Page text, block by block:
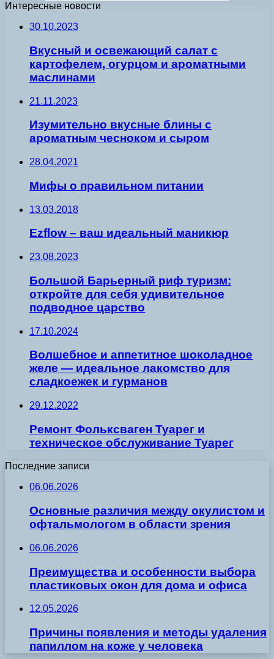
Интересные новости
30.10.2023
Вкусный и освежающий салат с
картофелем, огурцом и ароматными
маслинами
21.11.2023
Изумительно вкусные блины с
ароматным чесноком и сыром
28.04.2021
Мифы о правильном питании
13.03.2018
Ezflow – ваш идеальный маникюр
23.08.2023
Большой Барьерный риф туризм:
откройте для себя удивительное
подводное царство
17.10.2024
Волшебное и аппетитное шоколадное
желе — идеальное лакомство для
сладкоежек и гурманов
29.12.2022
Ремонт Фольксваген Туарег и
техническое обслуживание Туарег
Последние записи
06.06.2026
Основные различия между окулистом и
офтальмологом в области зрения
06.06.2026
Преимущества и особенности выбора
пластиковых окон для дома и офиса
12.05.2026
Причины появления и методы удаления
папиллом на коже у человека